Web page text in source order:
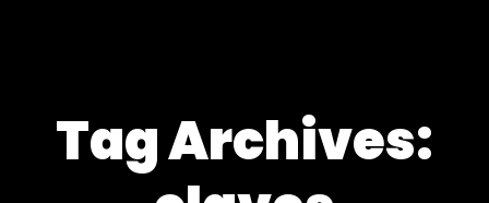
Tag Archives: